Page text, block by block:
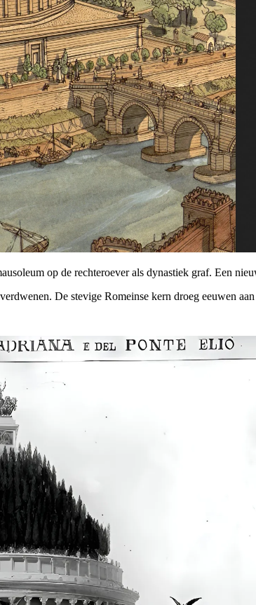
op de rechteroever als dynastiek graf. Een
De stevige Romeinse kern droeg eeuwen